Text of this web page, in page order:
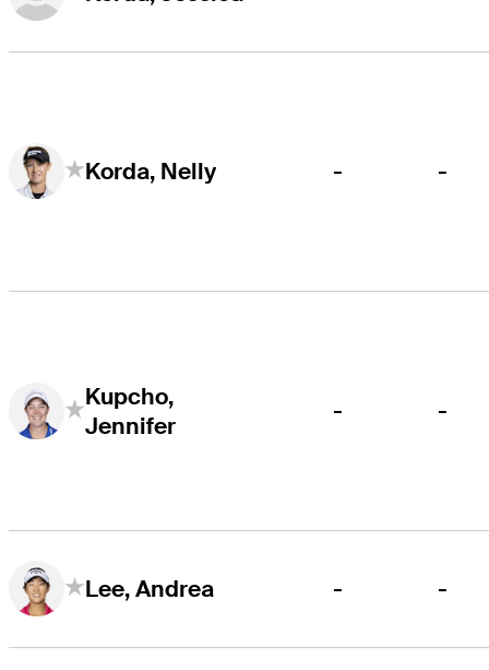
Korda, Nelly - -
Kupcho,
Jennifer
- -
Lee, Andrea - -